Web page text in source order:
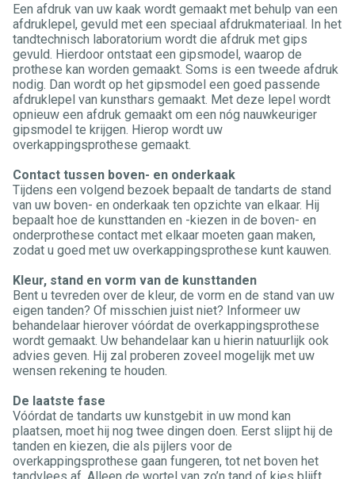
Een afdruk van uw kaak wordt gemaakt met behulp van een
afdruklepel, gevuld met een speciaal afdrukmateriaal. In het
tandtechnisch laboratorium wordt die afdruk met gips
gevuld. Hierdoor ontstaat een gipsmodel, waarop de
prothese kan worden gemaakt. Soms is een tweede afdruk
nodig. Dan wordt op het gipsmodel een goed passende
afdruklepel van kunsthars gemaakt. Met deze lepel wordt
opnieuw een afdruk gemaakt om een nóg nauwkeuriger
gipsmodel te krijgen. Hierop wordt uw
overkappingsprothese gemaakt.
Contact tussen boven- en onderkaak
Tijdens een volgend bezoek bepaalt de tandarts de stand
van uw boven- en onderkaak ten opzichte van elkaar. Hij
bepaalt hoe de kunsttanden en -kiezen in de boven- en
onderprothese contact met elkaar moeten gaan maken,
zodat u goed met uw overkappingsprothese kunt kauwen.
Kleur, stand en vorm van de kunsttanden
Bent u tevreden over de kleur, de vorm en de stand van uw
eigen tanden? Of misschien juist niet? Informeer uw
behandelaar hierover vóórdat de overkappingsprothese
wordt gemaakt. Uw behandelaar kan u hierin natuurlijk ook
advies geven. Hij zal proberen zoveel mogelijk met uw
wensen rekening te houden.
De laatste fase
Vóórdat de tandarts uw kunstgebit in uw mond kan
plaatsen, moet hij nog twee dingen doen. Eerst slijpt hij de
tanden en kiezen, die als pijlers voor de
overkappingsprothese gaan fungeren, tot net boven het